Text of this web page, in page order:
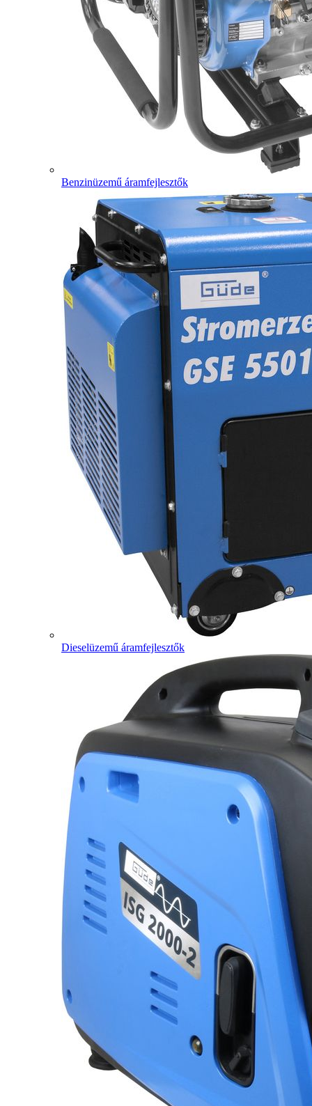
Benzinüzemű áramfejlesztők
Dieselüzemű áramfejlesztők